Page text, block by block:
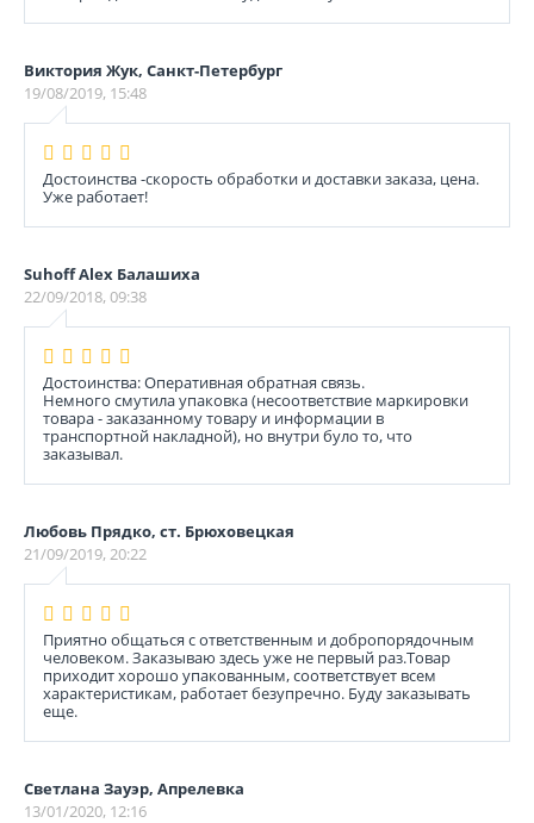
Виктория Жук, Санкт-Петербург
19/08/2019, 15:48
Достоинства -скорость обработки и доставки заказа, цена.
Уже работает!
Suhoff Alex Балашиха
22/09/2018, 09:38
Достоинства: Оперативная обратная связь.
Немного смутила упаковка (несоответствие маркировки
товара - заказанному товару и информации в
транспортной накладной), но внутри було то, что
заказывал.
Любовь Прядко, ст. Брюховецкая
21/09/2019, 20:22
Приятно общаться с ответственным и добропорядочным
человеком. Заказываю здесь уже не первый раз.Товар
приходит хорошо упакованным, соответствует всем
характеристикам, работает безупречно. Буду заказывать
еще.
Светлана Зауэр, Апрелевка
13/01/2020, 12:16